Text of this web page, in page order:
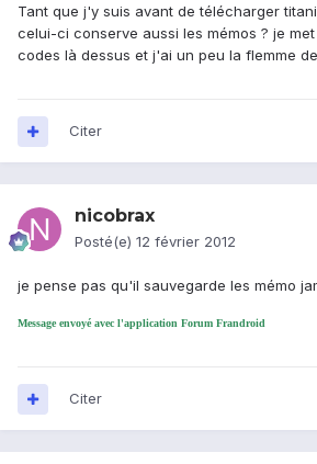
Tant que j'y suis avant de télécharger
celui-ci conserve aussi les mémos ? je
codes là dessus et j'ai un peu la flemme
Citer
nicobrax
Posté(e) 12 février 2012
je pense pas qu'il sauvegarde les mémo
Message envoyé avec l'application Forum Frandroid
Citer